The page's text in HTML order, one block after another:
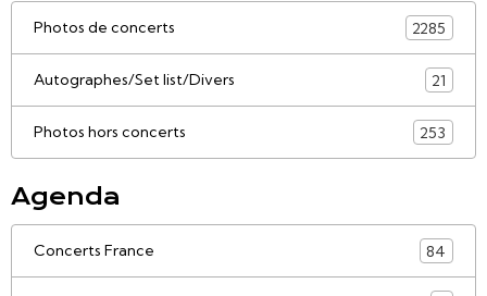
Photos de concerts 2285
Autographes/Set list/Divers 21
Photos hors concerts 253
Agenda
Concerts France 84